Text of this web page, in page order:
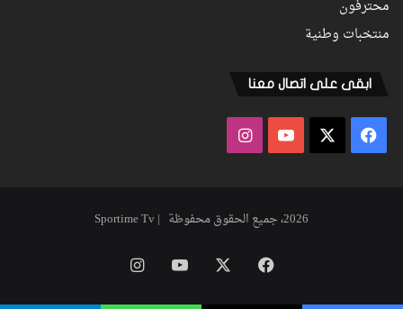
محترفون
منتخبات وطنية
ابقى على اتصال معنا
فيسبوك ‫YouTubeانستقرام
2026، جميع الحقوق محفوظة | Sportime Tv
فيسبوك ‫YouTubeانستقرام